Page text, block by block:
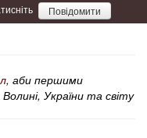
Повідомити
, аби першими
України та світу